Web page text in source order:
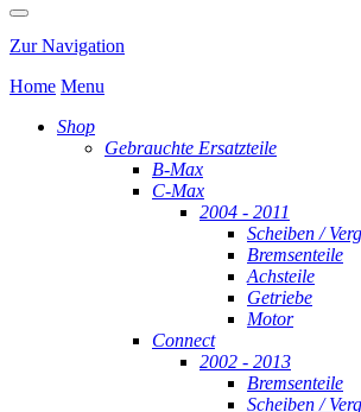
Zur Navigation
Home Menu
Shop
Gebrauchte Ersatzteile
B-Max
C-Max
2004 - 2011
Scheiben /
Bremsenteile
Achsteile
Getriebe
Motor
Connect
2002 - 2013
Bremsenteile
Scheiben /